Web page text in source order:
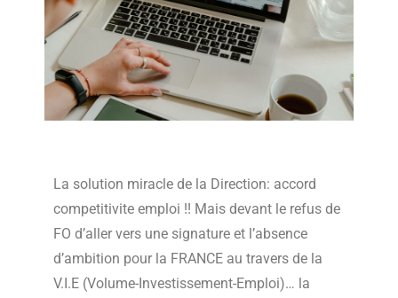
La solution miracle de la Direction: accord
competitivite emploi !! Mais devant le refus de
FO d’aller vers une signature et l’absence
d’ambition pour la FRANCE au travers de la
V.I.E (Volume-Investissement-Emploi)… la